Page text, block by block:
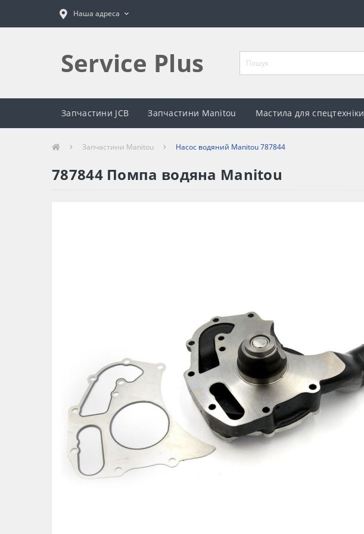
Наша адреса
Service Plus
Запчастини JCB Запчастини Manitou Мастила для спецтехніки
Запчастини Manitou Насос водяний Manitou 787844
787844 Помпа водяна Manitou